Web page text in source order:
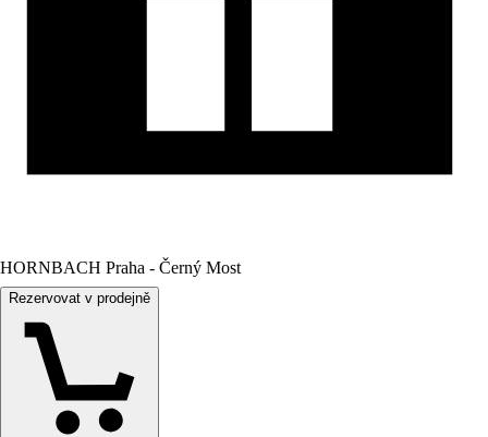
HORNBACH Praha - Černý Most
Rezervovat v prodejně